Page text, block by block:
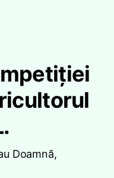
Doamnă,